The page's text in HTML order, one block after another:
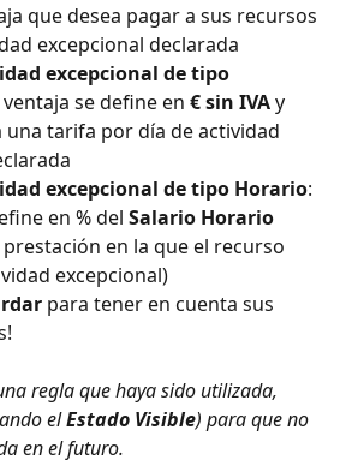
que desea pagar a sus recursos
excepcional declarada
excepcional de tipo
ventaja se define en € sin IVA y
tarifa por día de actividad
excepcional de tipo Horario:
en % del Salario Horario
en la que el recurso
excepcional)
para tener en cuenta sus
regla que haya sido utilizada,
el Estado Visible) para que no
en el futuro.